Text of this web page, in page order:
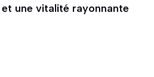
une vitalité rayonnante